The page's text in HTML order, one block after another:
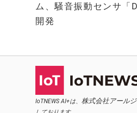
ム、騒音振動センサ「
開発
IoTNEWS AI+は、 株式会社アール